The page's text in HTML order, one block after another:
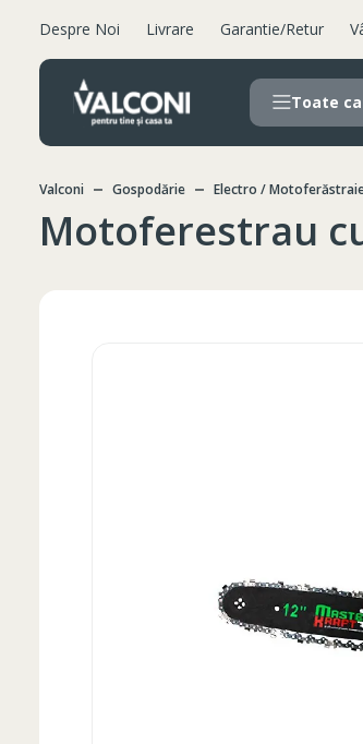
Despre Noi Livrare Garantie/Retur
Toate
Valconi Gospodărie Electro /
Motoferestrau